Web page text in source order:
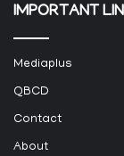
IMPORTANT
Mediaplus
QBCD
Contact
About